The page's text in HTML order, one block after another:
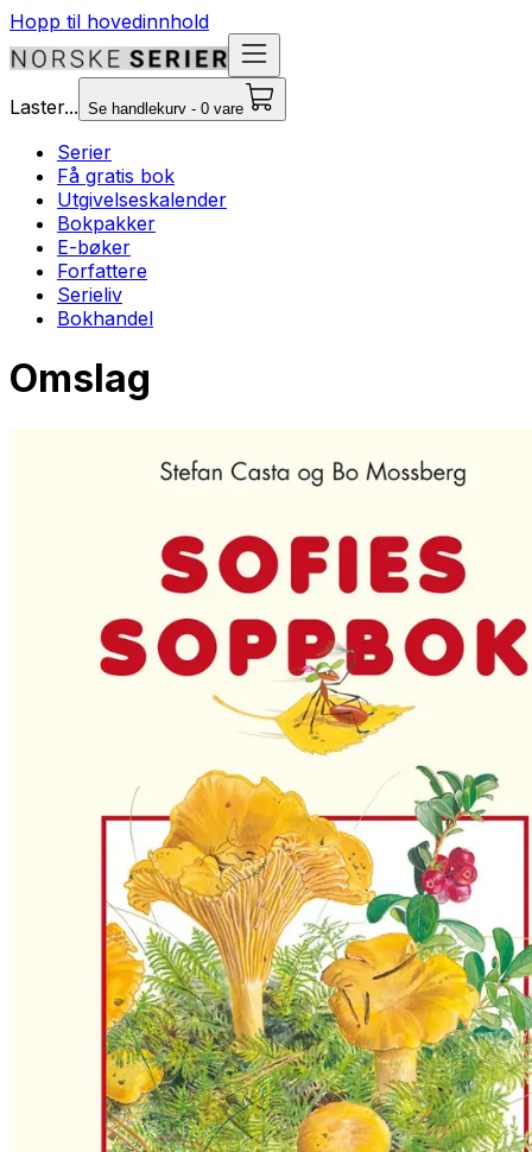
Hopp til hovedinnhold
Laster... Se handlekurv - 0 vare
Serier
Få gratis bok
Utgivelseskalender
Bokpakker
E-bøker
Forfattere
Serieliv
Bokhandel
Omslag